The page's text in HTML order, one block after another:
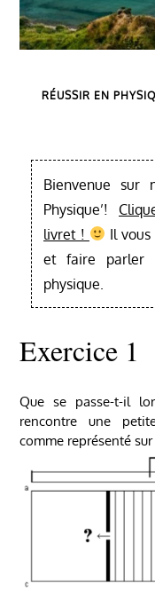
Categories
RÉUSSIR EN
Bienvenue sur
Physique’!
livret !
Il
et faire parler
physique.
Exercice 1
Que se passe-t-il
rencontre une
comme représenté